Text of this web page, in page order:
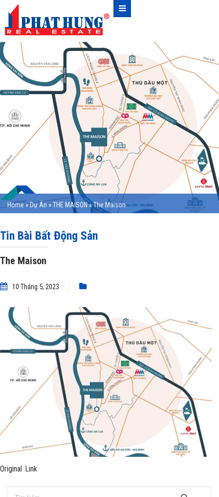
Home»Dự Án »THE MAISON»The Maison
Tin Bài Bất Động Sản
The Maison
10 Tháng 5, 2023
Original Link